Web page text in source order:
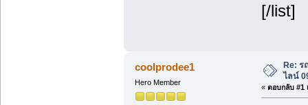
[/list]
coolprodee1
Hero Member
Re: ร
ไลน์
« ตอบกลับ #1